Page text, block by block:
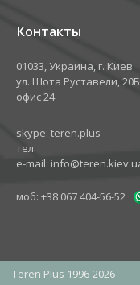
Контакты
01033, Украина, г. Киев
ул. Шота Руставели, 20Б,
офис 24
skype: teren.plus
тел:
e-mail:
моб: +38 067 404-56-52
Teren Plus 1996-2026